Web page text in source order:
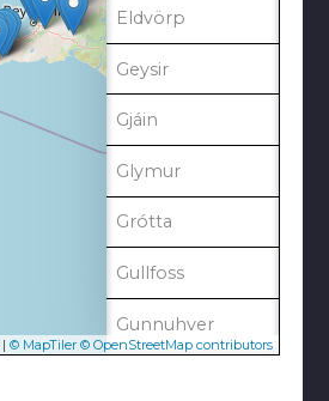
|© MapTiler © OpenStreetMap contributors
Eldvörp
Geysir
Gjáin
Glymur
Grótta
Gullfoss
Gunnuhver